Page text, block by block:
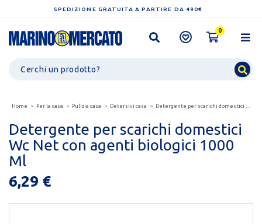
SPEDIZIONE GRATUITA A PARTIRE DA 490€
0
Home Per la casa Pulizia casa Detersivi casa Detergente per scarichi domestici wc net con agenti...
Detergente per scarichi domestici
Wc Net con agenti biologici 1000
Ml
6,29 €